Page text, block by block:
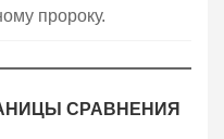
пророку.
СРАВНЕНИЯ